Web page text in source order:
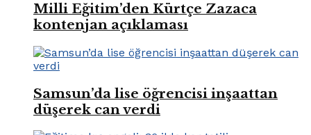
Milli Eğitim’den Kürtçe Zazaca
kontenjan açıklaması
Samsun’da lise öğrencisi inşaattan
düşerek can verdi